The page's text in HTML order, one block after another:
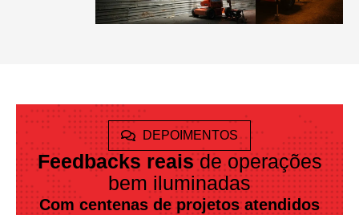
DEPOIMENTOS
Feedbacks reaisde operações
bem iluminadas
Com centenas de projetos atendidos